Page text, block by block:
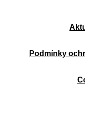
Podmínky